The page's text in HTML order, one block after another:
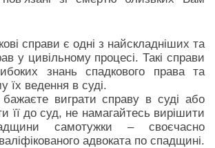
справи є одні з найскладніших та
у цивільному процесі. Такі справи
знань спадкового права та
їх ведення в суді.
виграти справу в суді або
її до суд, не намагайтесь вирішити
самотужки – своєчасно
адвоката по спадщині.